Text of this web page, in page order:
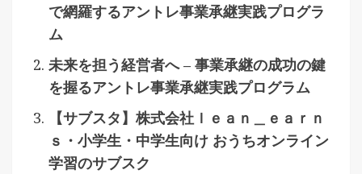
で網羅するアントレ事業承継実践プログラ
ム
未来を担う経営者へ – 事業承継の成功の鍵
を握るアントレ事業承継実践プログラム
【サブスタ】株式会社ｌｅａｎ＿ｅａｒｎ
ｓ・小学生・中学生向け おうちオンライン
学習のサブスク